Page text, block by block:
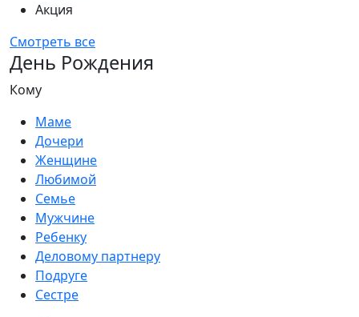
Акция
Смотреть все
День Рождения
Кому
Маме
Дочери
Женщине
Любимой
Семье
Мужчине
Ребенку
Деловому партнеру
Подруге
Сестре